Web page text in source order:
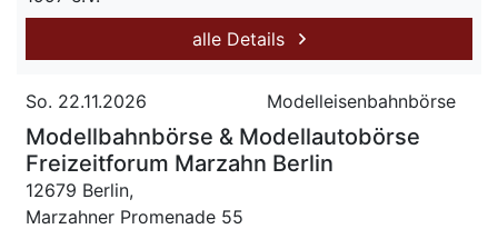
alle Details
So. 22.11.2026 Modelleisenbahnbörse
Modellbahnbörse & Modellautobörse
Freizeitforum Marzahn Berlin
12679 Berlin,
Marzahner Promenade 55